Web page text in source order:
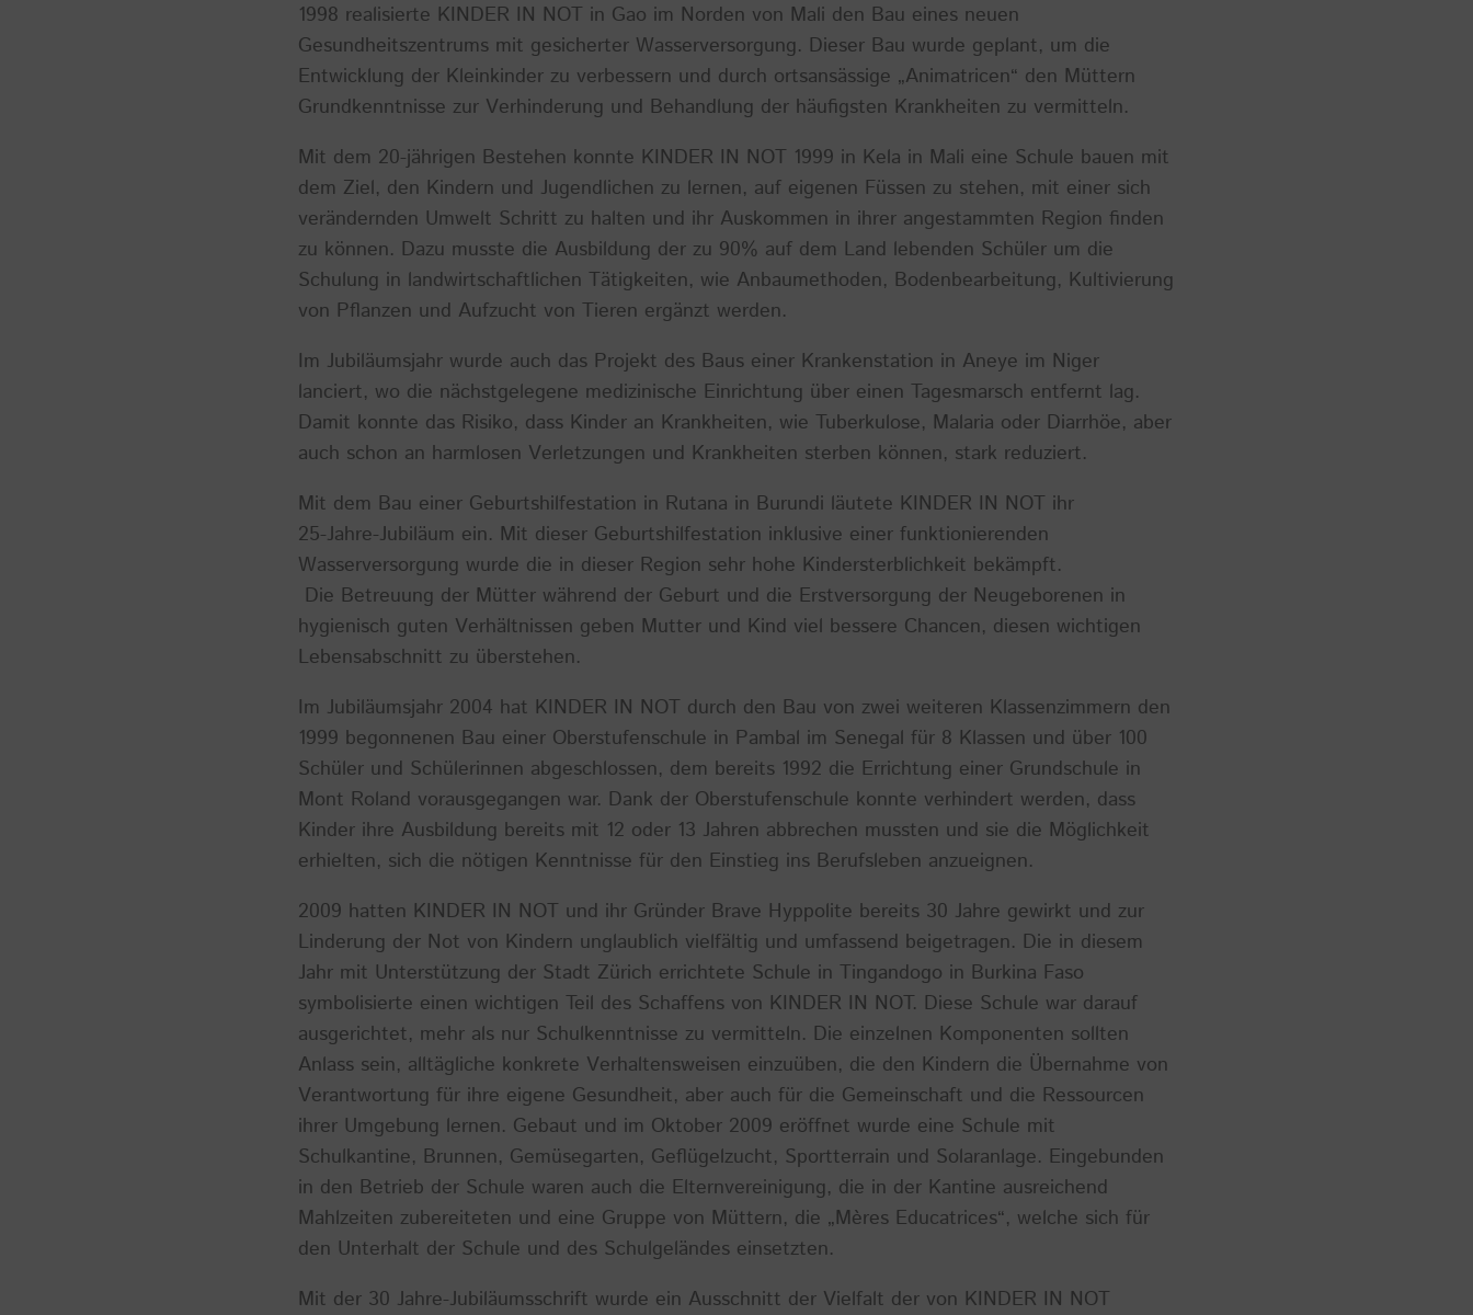
1998 realisierte KINDER IN NOT in Gao im Norden von Mali den Bau eines neuen
Gesundheitszentrums mit gesicherter Wasserversorgung. Dieser Bau wurde geplant, um die
Entwicklung der Kleinkinder zu verbessern und durch ortsansässige „Animatricen“ den Müttern
Grundkenntnisse zur Verhinderung und Behandlung der häufigsten Krankheiten zu vermitteln.
Mit dem 20-jährigen Bestehen konnte KINDER IN NOT 1999 in Kela in Mali eine Schule bauen mit
dem Ziel, den Kindern und Jugendlichen zu lernen, auf eigenen Füssen zu stehen, mit einer sich
verändernden Umwelt Schritt zu halten und ihr Auskommen in ihrer angestammten Region finden
zu können. Dazu musste die Ausbildung der zu 90% auf dem Land lebenden Schüler um die
Schulung in landwirtschaftlichen Tätigkeiten, wie Anbaumethoden, Bodenbearbeitung, Kultivierung
von Pflanzen und Aufzucht von Tieren ergänzt werden.
Im Jubiläumsjahr wurde auch das Projekt des Baus einer Krankenstation in Aneye im Niger
lanciert, wo die nächstgelegene medizinische Einrichtung über einen Tagesmarsch entfernt lag.
Damit konnte das Risiko, dass Kinder an Krankheiten, wie Tuberkulose, Malaria oder Diarrhöe, aber
auch schon an harmlosen Verletzungen und Krankheiten sterben können, stark reduziert.
Mit dem Bau einer Geburtshilfestation in Rutana in Burundi läutete KINDER IN NOT ihr
25-Jahre-Jubiläum ein. Mit dieser Geburtshilfestation inklusive einer funktionierenden
Wasserversorgung wurde die in dieser Region sehr hohe Kindersterblichkeit bekämpft.
Die Betreuung der Mütter während der Geburt und die Erstversorgung der Neugeborenen in
hygienisch guten Verhältnissen geben Mutter und Kind viel bessere Chancen, diesen wichtigen
Lebensabschnitt zu überstehen.
Im Jubiläumsjahr 2004 hat KINDER IN NOT durch den Bau von zwei weiteren Klassenzimmern den
1999 begonnenen Bau einer Oberstufenschule in Pambal im Senegal für 8 Klassen und über 100
Schüler und Schülerinnen abgeschlossen, dem bereits 1992 die Errichtung einer Grundschule in
Mont Roland vorausgegangen war. Dank der Oberstufenschule konnte verhindert werden, dass
Kinder ihre Ausbildung bereits mit 12 oder 13 Jahren abbrechen mussten und sie die Möglichkeit
erhielten, sich die nötigen Kenntnisse für den Einstieg ins Berufsleben anzueignen.
2009 hatten KINDER IN NOT und ihr Gründer Brave Hyppolite bereits 30 Jahre gewirkt und zur
Linderung der Not von Kindern unglaublich vielfältig und umfassend beigetragen. Die in diesem
Jahr mit Unterstützung der Stadt Zürich errichtete Schule in Tingandogo in Burkina Faso
symbolisierte einen wichtigen Teil des Schaffens von KINDER IN NOT. Diese Schule war darauf
ausgerichtet, mehr als nur Schulkenntnisse zu vermitteln. Die einzelnen Komponenten sollten
Anlass sein, alltägliche konkrete Verhaltensweisen einzuüben, die den Kindern die Übernahme von
Verantwortung für ihre eigene Gesundheit, aber auch für die Gemeinschaft und die Ressourcen
ihrer Umgebung lernen. Gebaut und im Oktober 2009 eröffnet wurde eine Schule mit
Schulkantine, Brunnen, Gemüsegarten, Geflügelzucht, Sportterrain und Solaranlage. Eingebunden
in den Betrieb der Schule waren auch die Elternvereinigung, die in der Kantine ausreichend
Mahlzeiten zubereiteten und eine Gruppe von Müttern, die „Mères Educatrices“, welche sich für
den Unterhalt der Schule und des Schulgeländes einsetzten.
Mit der 30 Jahre-Jubiläumsschrift wurde ein Ausschnitt der Vielfalt der von KINDER IN NOT